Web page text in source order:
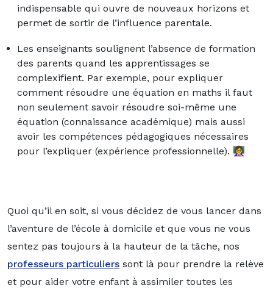
indispensable qui ouvre de nouveaux horizons et
permet de sortir de l’influence parentale.
Les enseignants soulignent l’absence de formation
des parents quand les apprentissages se
complexifient. Par exemple, pour expliquer
comment résoudre une équation en maths il faut
non seulement savoir résoudre soi-même une
équation (connaissance académique) mais aussi
avoir les compétences pédagogiques nécessaires
pour l’expliquer (expérience professionnelle). 👩‍🏫
Quoi qu’il en soit, si vous décidez de vous lancer dans
l’aventure de l’école à domicile et que vous ne vous
sentez pas toujours à la hauteur de la tâche, nos
professeurs particuliers sont là pour prendre la relève
et pour aider votre enfant à assimiler toutes les